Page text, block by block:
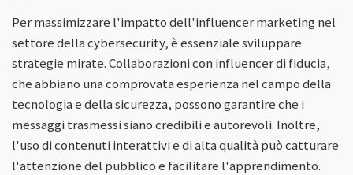
Per massimizzare l'impatto dell'influencer marketing nel
settore della cybersecurity, è essenziale sviluppare
strategie mirate. Collaborazioni con influencer di fiducia,
che abbiano una comprovata esperienza nel campo della
tecnologia e della sicurezza, possono garantire che i
messaggi trasmessi siano credibili e autorevoli. Inoltre,
l'uso di contenuti interattivi e di alta qualità può catturare
l'attenzione del pubblico e facilitare l'apprendimento.